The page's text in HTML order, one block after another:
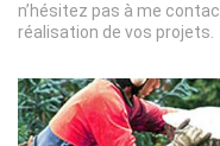
n’hésitez pas à me
réalisation de vos projets.